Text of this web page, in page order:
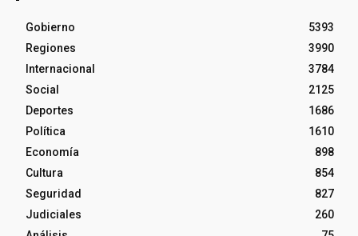
Gobierno
5393
Regiones
3990
Internacional
3784
Social
2125
Deportes
1686
Política
1610
Economía
898
Cultura
854
Seguridad
827
Judiciales
260